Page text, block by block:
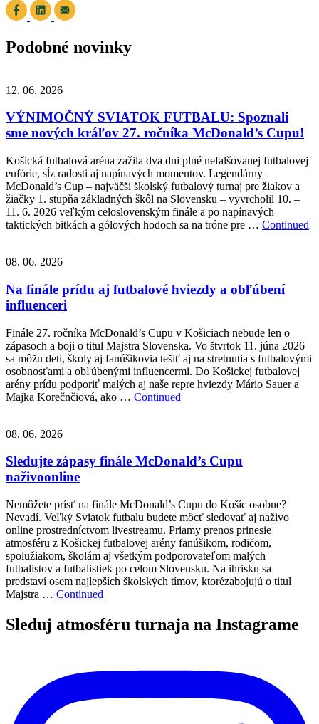
Podobné novinky
12. 06. 2026
VÝNIMOČNÝ SVIATOK FUTBALU: Spoznali
sme nových kráľov 27. ročníka McDonald’s Cupu!
Košická futbalová aréna zažila dva dni plné nefalšovanej futbalovej
eufórie, sĺz radosti aj napínavých momentov. Legendárny
McDonald’s Cup – najväčší školský futbalový turnaj pre žiakov a
žiačky 1. stupňa základných škôl na Slovensku – vyvrcholil 10. –
11. 6. 2026 veľkým celoslovenským finále a po napínavých
taktických bitkách a gólových hodoch sa na tróne pre … Continued
08. 06. 2026
Na finále prídu aj futbalové hviezdy a obľúbení
influenceri
Finále 27. ročníka McDonald’s Cupu v Košiciach nebude len o
zápasoch a boji o titul Majstra Slovenska. Vo štvrtok 11. júna 2026
sa môžu deti, školy aj fanúšikovia tešiť aj na stretnutia s futbalovými
osobnosťami a obľúbenými influencermi. Do Košickej futbalovej
arény prídu podporiť malých aj naše repre hviezdy Mário Sauer a
Majka Korečnčiová, ako … Continued
08. 06. 2026
Sledujte zápasy finále McDonald’s Cupu
naživoonline
Nemôžete prísť na finále McDonald’s Cupu do Košíc osobne?
Nevadí. Veľký Sviatok futbalu budete môcť sledovať aj naživo
online prostredníctvom livestreamu. Priamy prenos prinesie
atmosféru z Košickej futbalovej arény fanúšikom, rodičom,
spolužiakom, školám aj všetkým podporovateľom malých
futbalistov a futbalistiek po celom Slovensku. Na ihrisku sa
predstaví osem najlepších školských tímov, ktorézabojujú o titul
Majstra … Continued
Sleduj atmosféru turnaja na Instagrame